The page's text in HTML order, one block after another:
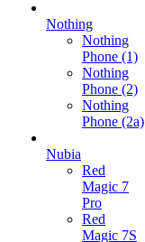
Nothing
Nothing
Phone (1)
Nothing
Phone (2)
Nothing
Phone (2a)
Nubia
Red
Magic 7
Pro
Red
Magic 7S